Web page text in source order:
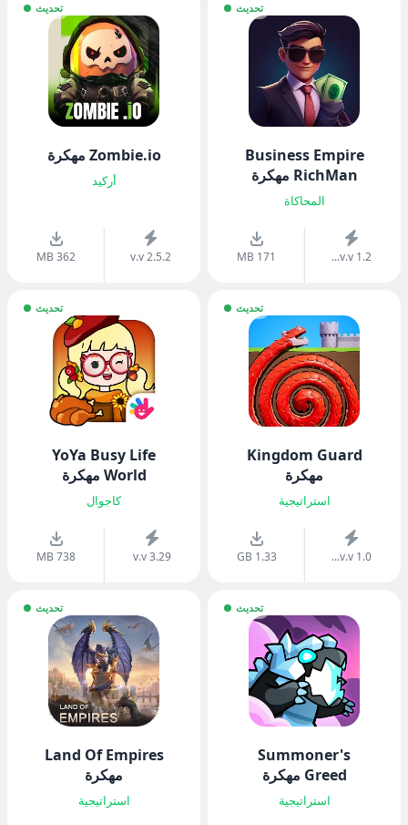
تحديث
Business Empire
RichMan مهكرة
المحاكاة
v.v 1.2...
171 MB
تحديث
Zombie.io مهكرة
أركيد
v.v 2.5.2
362 MB
تحديث
Kingdom Guard
مهكرة
استراتيجية
v.v 1.0...
1.33 GB
تحديث
YoYa Busy Life
World مهكرة
كاجوال
v.v 3.29
738 MB
تحديث
Summoner's
Greed مهكرة
استراتيجية
تحديث
Land Of Empires
مهكرة
استراتيجية